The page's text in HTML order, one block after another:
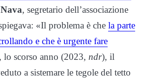
, segretario dell’associazione
«Il problema è che la parte
e che è urgente fare
lo scorso anno (2023, ndr), il
a sistemare le tegole del tetto